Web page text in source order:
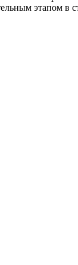
этапом в